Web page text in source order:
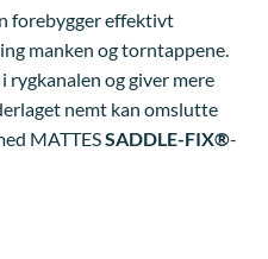
forebygger effektivt
manken og torntappene.
rygkanalen og giver mere
nemt kan omslutte
MATTESSADDLE-FIX®-